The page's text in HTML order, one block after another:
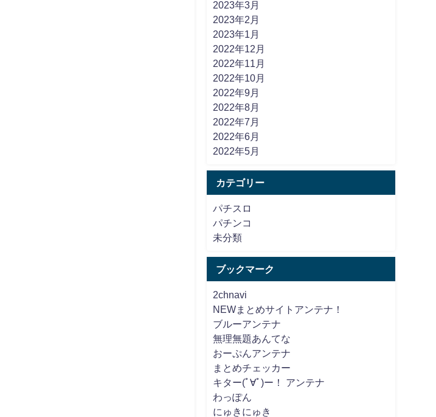
2023年3月
2023年2月
2023年1月
2022年12月
2022年11月
2022年10月
2022年9月
2022年8月
2022年7月
2022年6月
2022年5月
カテゴリー
パチスロ
パチンコ
未分類
ブックマーク
2chnavi
NEWまとめサイトアンテナ！
ブルーアンテナ
無理無題あんてな
おーぷんアンテナ
まとめチェッカー
キター(ﾟ∀ﾟ)ー！ アンテナ
わっぽん
にゅきにゅき